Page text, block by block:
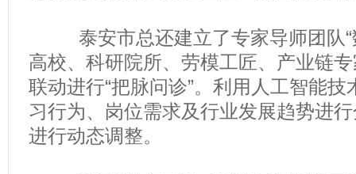
泰安市总还建立了专家导师团队“
高校、科研院所、劳模工匠、产业链
联动进行“把脉问诊”。利用人工智能
习行为、岗位需求及行业发展趋势进
进行动态调整。